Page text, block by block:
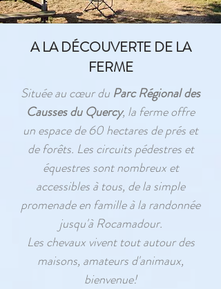
A LA DÉCOUVERTE DE LA
FERME
Située au cœur du Parc Régional des
Causses du Quercy, la ferme offre
un espace de 60 hectares de prés et
de forêts. Les circuits pédestres et
équestres sont nombreux et
accessibles à tous, de la simple
promenade en famille à la randonnée
jusqu'à Rocamadour.
Les chevaux vivent tout autour des
maisons, amateurs d'animaux,
bienvenue!